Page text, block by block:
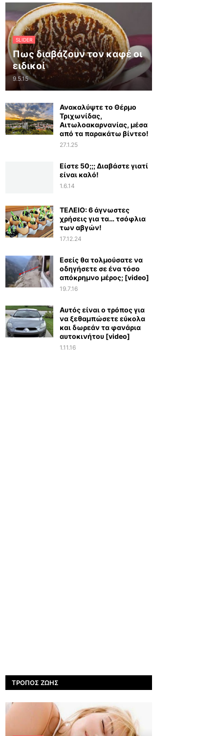
SLIDER
Πως διαβάζουν τον καφέ οι
ειδικοί
9.5.15
Ανακαλύψτε το Θέρμο
Τριχωνίδας,
Αιτωλοακαρνανίας, μέσα
από τα παρακάτω βίντεο!
27.1.25
Είστε 50;;; Διαβάστε γιατί
είναι καλό!
1.6.14
ΤΕΛΕΙΟ: 6 άγνωστες
χρήσεις για τα… τσόφλια
των αβγών!
17.12.24
Εσείς θα τολμούσατε να
οδηγήσετε σε ένα τόσο
απόκρημνο μέρος; [video]
19.7.16
Αυτός είναι ο τρόπος για
να ξεθαμπώσετε εύκολα
και δωρεάν τα φανάρια
αυτοκινήτου [video]
1.11.16
ΤΡΌΠΟΣ ΖΩΉΣ